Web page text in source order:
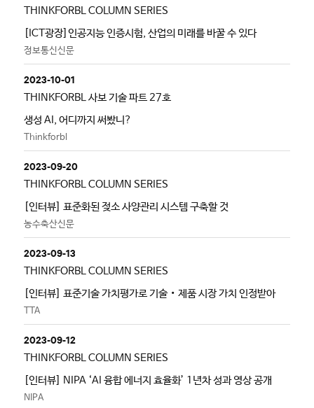
THINKFORBL COLUMN SERIES
[ICT광장]인공지능 인증시험, 산업의 미래를 바꿀 수 있다
정보통신신문
2023-10-01
THINKFORBL 사보 기술 파트 27호
생성 AI, 어디까지 써봤니?
Thinkforbl
2023-09-20
THINKFORBL COLUMN SERIES
[인터뷰] 표준화된 젖소 사양관리 시스템 구축할 것
농수축산신문
2023-09-13
THINKFORBL COLUMN SERIES
[인터뷰] 표준기술 가치평가로 기술‧제품 시장 가치 인정받아
TTA
2023-09-12
THINKFORBL COLUMN SERIES
[인터뷰] NIPA ‘AI 융합 에너지 효율화’ 1년차 성과 영상 공개
NIPA